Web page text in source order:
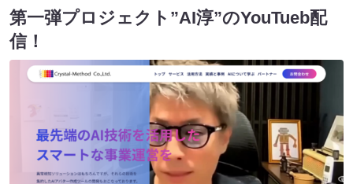
第一弾プロジェクト”AI淳”のYouTueb配
信！